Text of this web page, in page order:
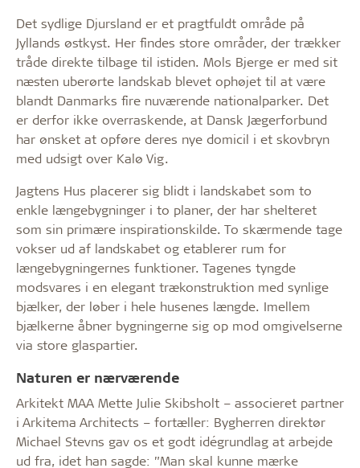
Det sydlige Djursland er et pragtfuldt område på
Jyllands østkyst. Her findes store områder, der trækker
tråde direkte tilbage til istiden. Mols Bjerge er med sit
næsten uberørte landskab blevet ophøjet til at være
blandt Danmarks fire nuværende nationalparker. Det
er derfor ikke overraskende, at Dansk Jægerforbund
har ønsket at opføre deres nye domicil i et skovbryn
med udsigt over Kalø Vig.
Jagtens Hus placerer sig blidt i landskabet som to
enkle længebygninger i to planer, der har shelteret
som sin primære inspirationskilde. To skærmende tage
vokser ud af landskabet og etablerer rum for
længebygningernes funktioner. Tagenes tyngde
modsvares i en elegant trækonstruktion med synlige
bjælker, der løber i hele husenes længde. Imellem
bjælkerne åbner bygningerne sig op mod omgivelserne
via store glaspartier.
Naturen er nærværende
Arkitekt MAA Mette Julie Skibsholt – associeret partner
i Arkitema Architects – fortæller: Bygherren direktør
Michael Stevns gav os et godt idégrundlag at arbejde
ud fra, idet han sagde: ”Man skal kunne mærke